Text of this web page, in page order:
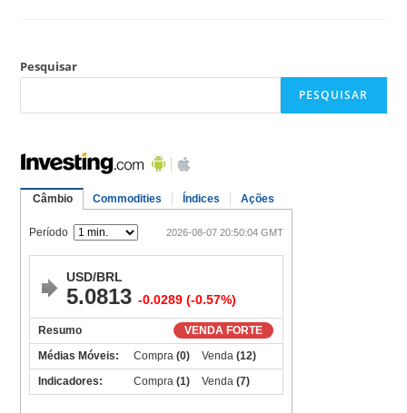
Pesquisar
PESQUISAR